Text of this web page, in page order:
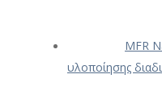
ΜFR
υλοποίησης